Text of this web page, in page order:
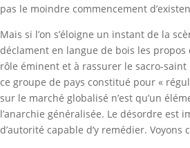
pas le moindre commencement
Mais si l’on s’éloigne un instant de la
déclament en langue de bois les
rôle éminent et à rassurer le sacro-saint
ce groupe de pays constitué pour «
sur le marché globalisé n’est qu’un
l’anarchie généralisée. Le désordre est
d’autorité capable d’y remédier. Voyons